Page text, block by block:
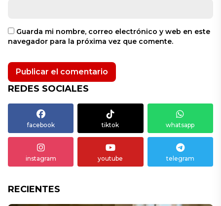
Guarda mi nombre, correo electrónico y web en este
navegador para la próxima vez que comente.
REDES SOCIALES
facebook tiktok whatsapp
instagram youtube telegram
RECIENTES